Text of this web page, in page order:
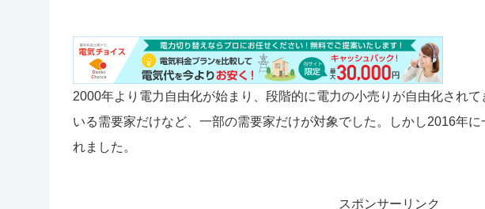
2000年より電力自由化が始まり、段階的に電力の小売りが自由化され
いる需要家だけなど、一部の需要家だけが対象でした。しかし2016年
れました。
スポンサーリンク